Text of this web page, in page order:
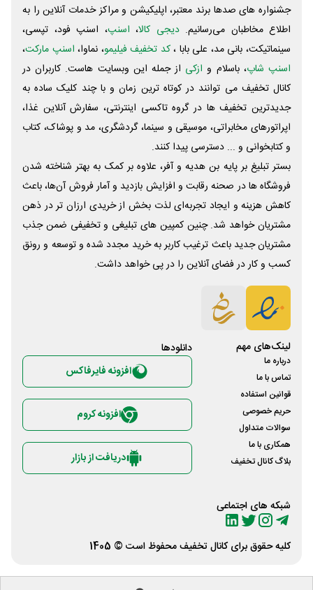
جشنواره های صدها برند معتبر، اپلیکیشن و مراکز خدمات آنلاین را به
اطلاع مخاطبان می‌رسانیم. دیجی کالا، اسنپ، اسنپ فود، تپسی،
سینماتیکت، بانی مد، علی‌ بابا ،کد تخفیف فیلیمو، نماوا، اسنپ مارکت،
اسنپ شاپ، باسلام و ازکی از جمله این وبسایت ‌هاست. کاربران در
کانال تخفیف می توانند در کوتاه ترین زمان و با چند کلیک ساده به
جدیدترین تخفیف ها در گروه تاکسی اینترنتی، سفارش آنلاین غذا،
اپراتورهای مخابراتی، موسیقی و سینما، گردشگری، مد و پوشاک، کتاب
و کتابخوانی و ... دسترسی پیدا کنند.
بستر تبلیغ بر پایه بن هدیه و آفر، علاوه بر کمک به بهتر شناخته شدن
فروشگاه ها در صحنه رقابت و افزایش بازدید و آمار فروش آن‌ها، باعث
کاهش هزینه و ایجاد تجربه‌ای لذت بخش از خریدی ارزان تر در ذهن
مشتریان خواهد شد. چنین کمپین های تبلیغی و تخفیفی ضمن جذب
مشتریان جدید باعث ترغیب کاربر به خرید مجدد شده و توسعه و رونق
کسب و کار در فضای آنلاین را در پی خواهد داشت.
لینک‌های مهم
درباره ما
تماس با ما
قوانین استفاده
حریم خصوصی
سوالات متداول
همکاری با ما
بلاگ کانال تخفیف
شبکه های اجتماعی
دانلود‌ها
افزونه فایرفاکس
افزونه کروم
دریافت از بازار
کلیه حقوق برای کانال تخفیفمحفوظ است © 1405